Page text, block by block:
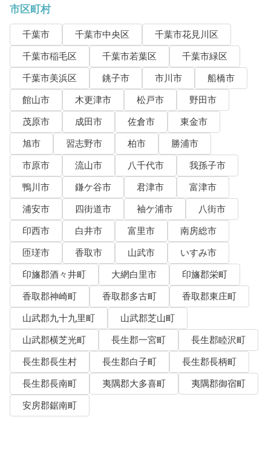
市区町村
千葉市 千葉市中央区
千葉市花見川区
千葉市稲毛区
千葉市若葉区
千葉市緑区
千葉市美浜区
銚子市 市川市
船橋市
館山市
木更津市 松戸市
野田市
茂原市
成田市 佐倉市
東金市
旭市
習志野市 柏市
勝浦市
市原市
流山市 八千代市
我孫子市
鴨川市
鎌ケ谷市 君津市
富津市
浦安市
四街道市 袖ケ浦市
八街市
印西市
白井市 富里市
南房総市
匝瑳市
香取市 山武市
いすみ市
印旛郡酒々井町
大網白里市
印旛郡栄町
香取郡神崎町
香取郡多古町
香取郡東庄町
山武郡九十九里町
山武郡芝山町
山武郡横芝光町
長生郡一宮町
長生郡睦沢町
長生郡長生村
長生郡白子町
長生郡長柄町
長生郡長南町
夷隅郡大多喜町
夷隅郡御宿町
安房郡鋸南町